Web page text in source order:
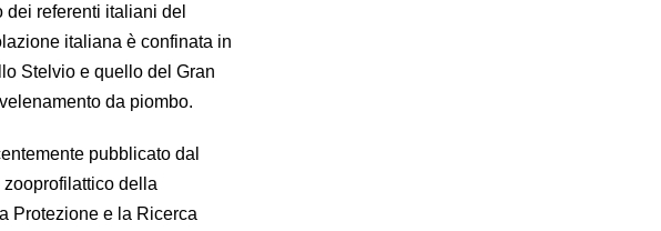
dei referenti italiani del
italiana è confinata in
Stelvio e quello del Gran
da piombo.
pubblicato dal
della
Protezione e la Ricerca